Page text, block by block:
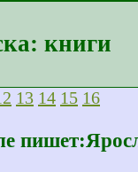
книги
13 14 15 16